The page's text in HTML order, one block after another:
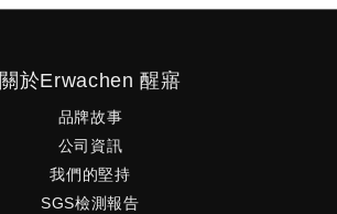
關於Erwachen 醒寤
品牌故事
公司資訊
我們的堅持
SGS檢測報告